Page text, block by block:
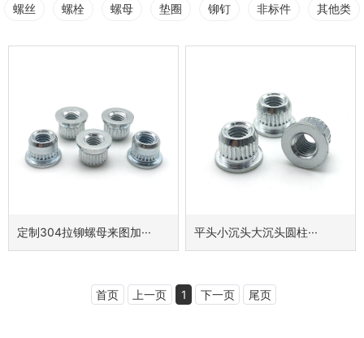
螺丝 螺栓 螺母 垫圈 铆钉 非标件 其他类
定制304拉铆螺母来图加··· 平头小沉头大沉头圆柱···
首页 上一页 1 下一页 尾页